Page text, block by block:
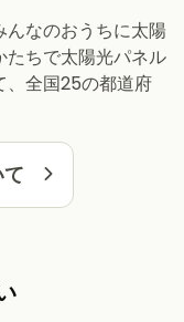
なのおうちに太陽
ちで太陽光パネル
、全国25の都道府